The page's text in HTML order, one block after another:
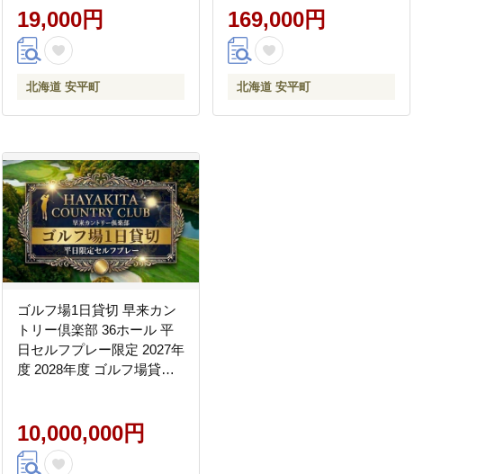
19,000円
北海道 安平町
169,000円
北海道 安平町
ゴルフ場1日貸切 早来カン
トリー倶楽部 36ホール 平
日セルフプレー限定 2027年
度 2028年度 ゴルフ場貸切
10,000,000円